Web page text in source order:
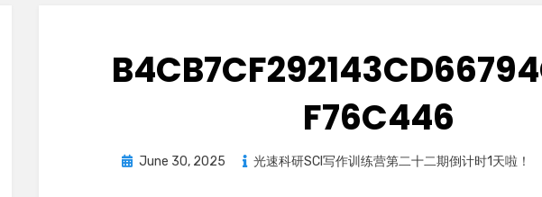
F76C446
Posted
June 30, 2025 光速科研SCI写作训练营第二十二期倒计时1天啦！